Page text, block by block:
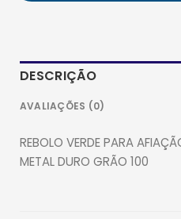
DESCRIÇÃO
AVALIAÇÕES (0)
REBOLO VERDE PARA
METAL DURO GRÃO 100